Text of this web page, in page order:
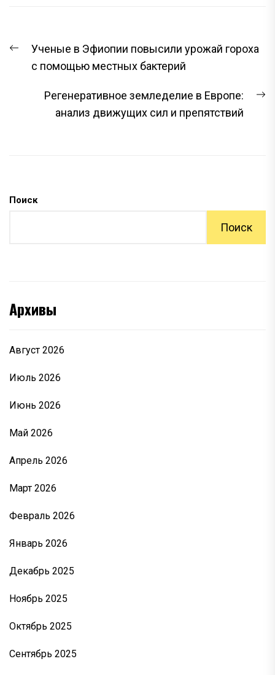
НАВИГАЦИЯ
ПО
ЗАПИСЯМ
Предыдущая
запись:
Ученые в Эфиопии повысили урожай гороха
с помощью местных бактерий
Регенеративное земледелие в Европе:
анализ движущих сил и препятствий
Поиск
Поиск
Архивы
Август 2026
Июль 2026
Июнь 2026
Май 2026
Апрель 2026
Март 2026
Февраль 2026
Январь 2026
Декабрь 2025
Ноябрь 2025
Октябрь 2025
Сентябрь 2025